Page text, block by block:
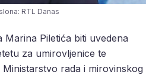
RTL Danas
Piletića biti uvedena
za umirovljenice te
rada i mirovinskog